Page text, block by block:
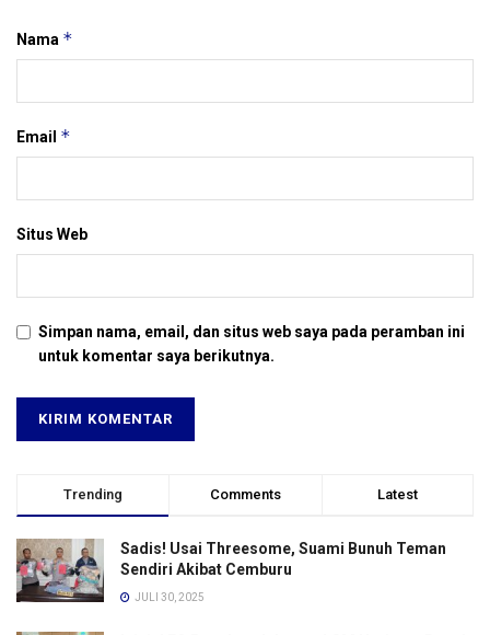
Nama *
Email *
Situs Web
Simpan nama, email, dan situs web saya pada peramban ini
untuk komentar saya berikutnya.
Trending Comments Latest
Sadis! Usai Threesome, Suami Bunuh Teman
Sendiri Akibat Cemburu
JULI 30, 2025